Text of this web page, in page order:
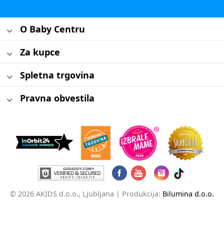
O Baby Centru
Za kupce
Spletna trgovina
Pravna obvestila
© 2026 AKIDS d.o.o., Ljubljana | Produkcija: Bilumina d.o.o.